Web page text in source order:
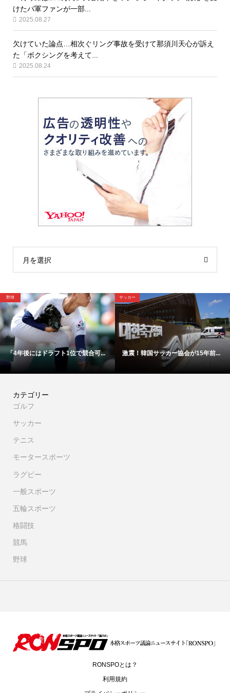
けたパ軍ファンが一部...
2025.08.27
欠けていた論点…相次ぐリング事故を受けて那須川天心が訴え
た「ボクシングを考えて...
2025.08.24
月を選択
ッカー協会が15年前... 【映像】これが4年後ドラ1間違い...
野球
「高橋遥人
カテゴリー
ゴルフ
サッカー
テニス
モータースポーツ
ラグビー
一般スポーツ
五輪スポーツ
格闘技
競馬
野球
RONSPOとは？
利用規約